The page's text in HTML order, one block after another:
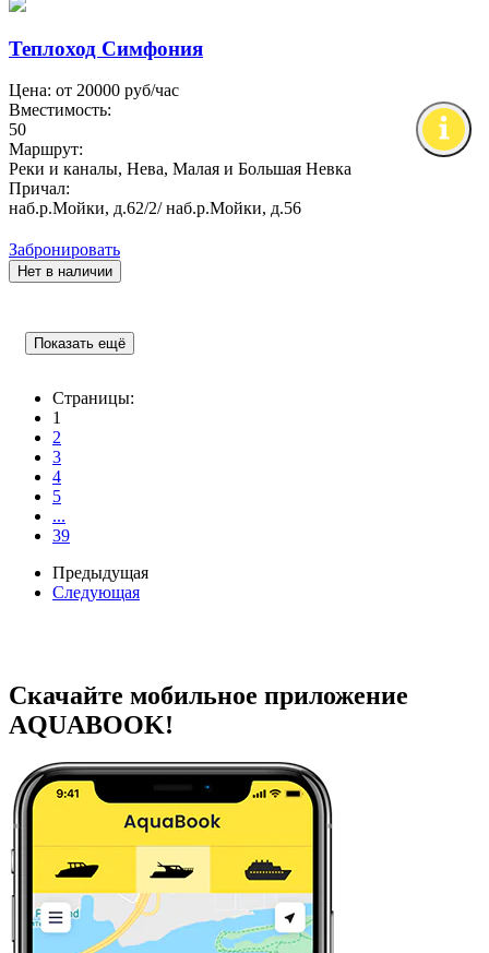
Теплоход Симфония
Цена: от 20000 руб/час
Вместимость:
50
Маршрут:
Реки и каналы, Нева, Малая и Большая Невка
Причал:
наб.р.Мойки, д.62/2/ наб.р.Мойки, д.56
Забронировать
Нет в наличии
Показать ещё
Страницы:
1
2
3
4
5
...
39
Предыдущая
Следующая
Скачайте мобильное приложение
AQUABOOK!